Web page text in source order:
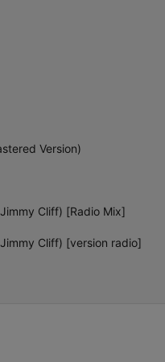
Version)
Cliff) [Radio Mix]
Cliff) [version radio]